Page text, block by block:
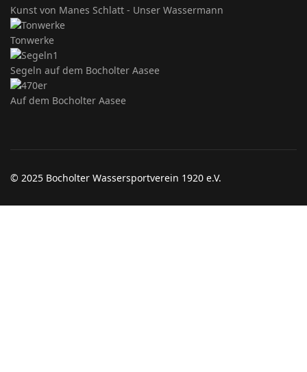
Kunst von Manes Schlatt - Unser Wassermann
Tonwerke
Segeln auf dem Bocholter Aasee
Auf dem Bocholter Aasee
© 2025 Bocholter Wassersportverein 1920 e.V.